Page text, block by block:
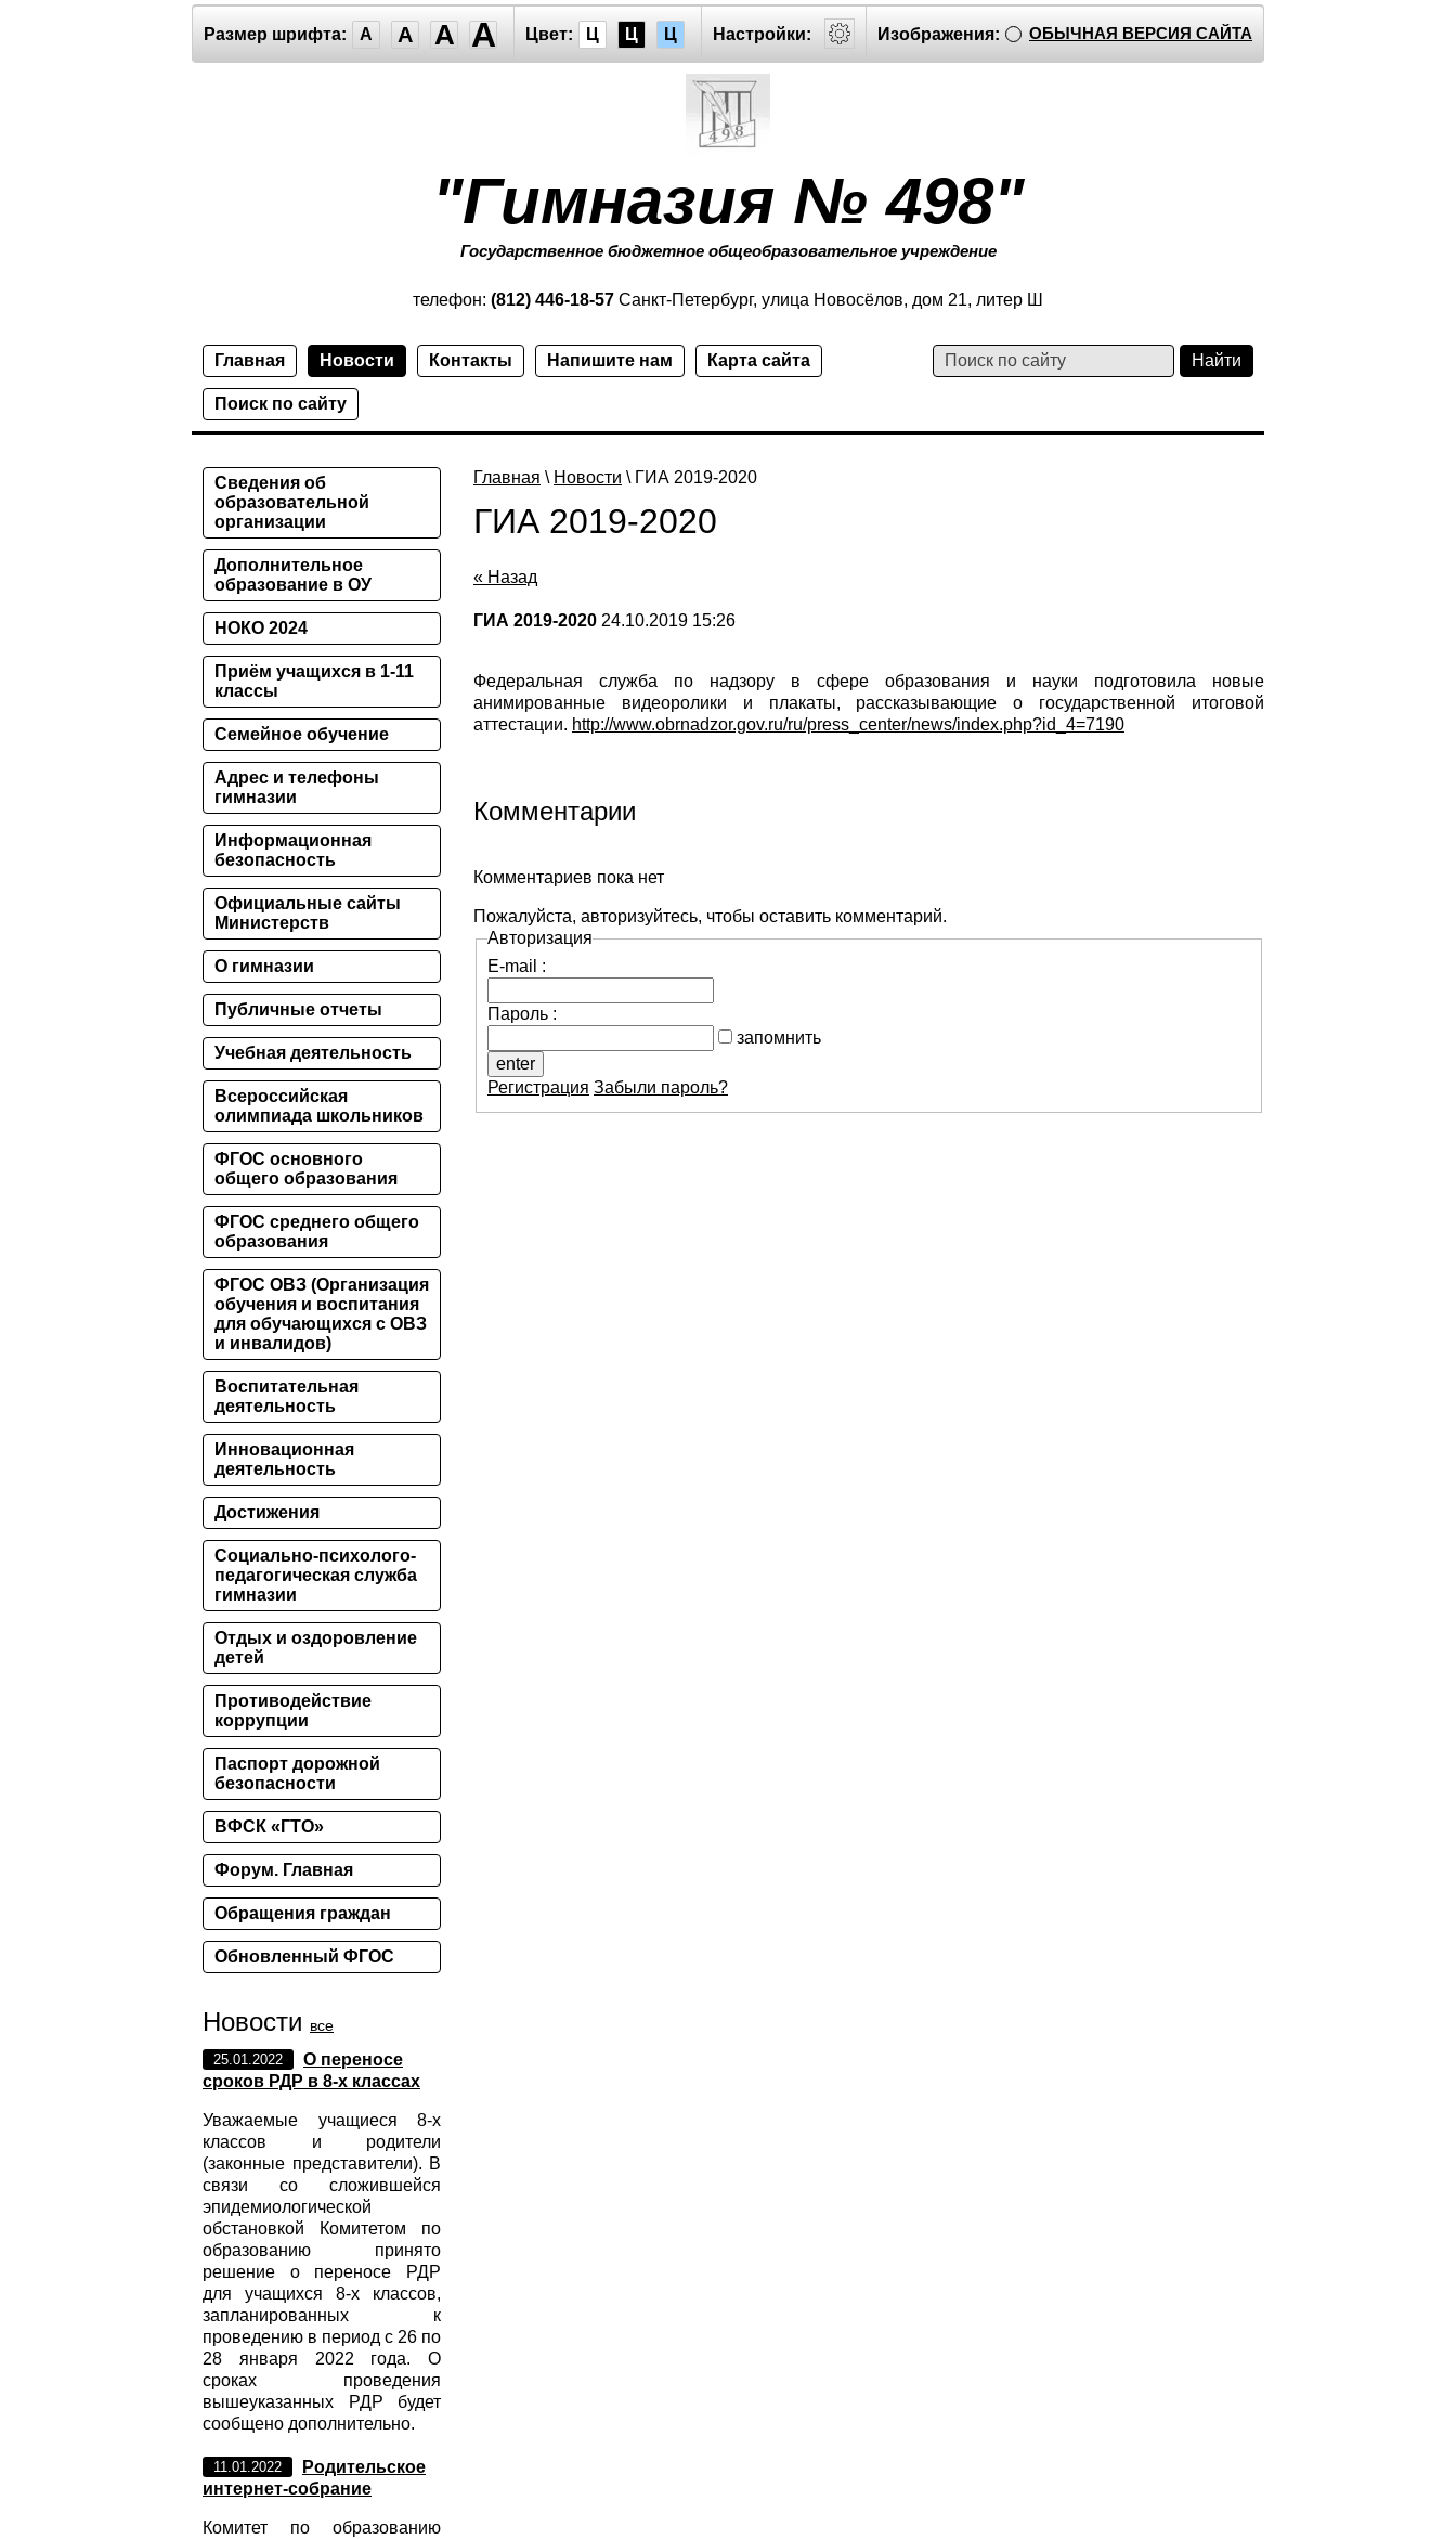
Размер шрифта: A A A A Цвет: Ц Ц Ц Настройки: Изображения: ОБЫЧНАЯ ВЕРСИЯ САЙТА
"Гимназия № 498"
Государственное бюджетное общеобразовательное учреждение
телефон: (812) 446-18-57 Санкт-Петербург, улица Новосёлов, дом 21, литер Ш
Главная Новости Контакты Напишите нам Карта сайта
Поиск по сайту
Главная \ Новости \ ГИА 2019-2020
ГИА 2019-2020
« Назад
ГИА 2019-2020 24.10.2019 15:26
Федеральная служба по надзору в сфере образования и науки подготовила новые
анимированные видеоролики и плакаты, рассказывающие о государственной итоговой
аттестации. http://www.obrnadzor.gov.ru/ru/press_center/news/index.php?id_4=7190
Комментарии
Комментариев пока нет
Пожалуйста, авторизуйтесь, чтобы оставить комментарий.
Авторизация
E-mail :
Пароль :
запомнить
Регистрация Забыли пароль?
Сведения об
образовательной
организации
Дополнительное
образование в ОУ
НОКО 2024
Приём учащихся в 1-11
классы
Семейное обучение
Адрес и телефоны
гимназии
Информационная
безопасность
Официальные сайты
Министерств
О гимназии
Публичные отчеты
Учебная деятельность
Всероссийская
олимпиада школьников
ФГОС основного
общего образования
ФГОС среднего общего
образования
ФГОС ОВЗ (Организация
обучения и воспитания
для обучающихся с ОВЗ
и инвалидов)
Воспитательная
деятельность
Инновационная
деятельность
Достижения
Социально-психолого-
педагогическая служба
гимназии
Отдых и оздоровление
детей
Противодействие
коррупции
Паспорт дорожной
безопасности
ВФСК «ГТО»
Форум. Главная
Обращения граждан
Обновленный ФГОС
Новости все
25.01.2022
О переносе
сроков РДР в 8-х классах
Уважаемые учащиеся 8-х
классов и родители
(законные представители). В
связи со сложившейся
эпидемиологической
обстановкой Комитетом по
образованию принято
решение о переносе РДР
для учащихся 8-х классов,
запланированных к
проведению в период с 26 по
28 января 2022 года. О
сроках проведения
вышеуказанных РДР будет
сообщено дополнительно.
11.01.2022
Родительское
интернет-собрание
Комитет по образованию